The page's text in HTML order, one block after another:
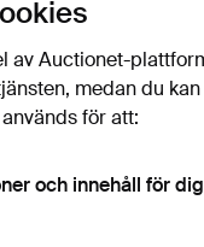
32 USD
av Auctionet-
medan du
för att:
och innehåll för